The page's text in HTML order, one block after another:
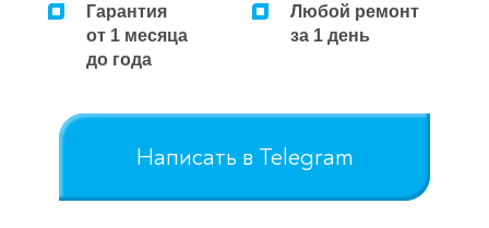
Гарантия
от 1 месяца
до года
Любой ремонт
за 1 день
Написать в Telegram